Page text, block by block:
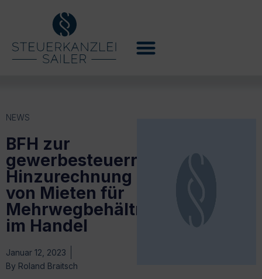
NEWS
BFH zur
gewerbesteuerrechtlichen
Hinzurechnung
von Mieten für
Mehrwegbehältnisse
im Handel
Januar 12, 2023
By Roland Braitsch